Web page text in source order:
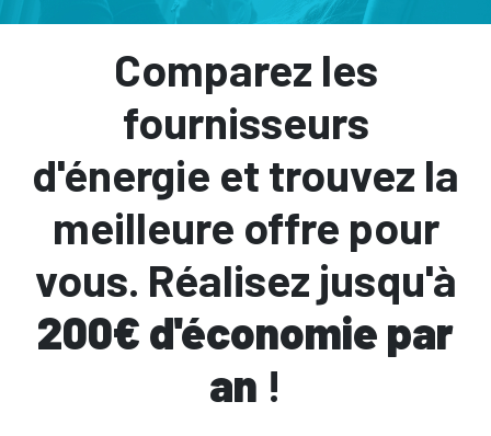
Comparez les
fournisseurs
d'énergie et trouvez la
meilleure offre pour
vous. Réalisez jusqu'à
200€ d'économie par
an !